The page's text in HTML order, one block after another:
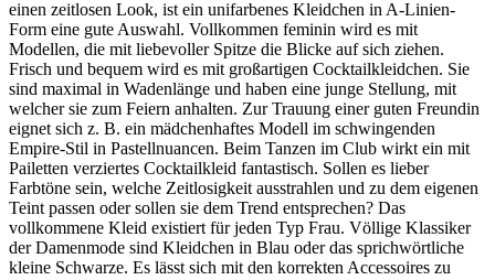
einen zeitlosen Look, ist ein unifarbenes Kleidchen in A-Linien-
Form eine gute Auswahl. Vollkommen feminin wird es mit
Modellen, die mit liebevoller Spitze die Blicke auf sich ziehen.
Frisch und bequem wird es mit großartigen Cocktailkleidchen. Sie
sind maximal in Wadenlänge und haben eine junge Stellung, mit
welcher sie zum Feiern anhalten. Zur Trauung einer guten Freundin
eignet sich z. B. ein mädchenhaftes Modell im schwingenden
Empire-Stil in Pastellnuancen. Beim Tanzen im Club wirkt ein mit
Pailetten verziertes Cocktailkleid fantastisch. Sollen es lieber
Farbtöne sein, welche Zeitlosigkeit ausstrahlen und zu dem eigenen
Teint passen oder sollen sie dem Trend entsprechen? Das
vollkommene Kleid existiert für jeden Typ Frau. Völlige Klassiker
der Damenmode sind Kleidchen in Blau oder das sprichwörtliche
kleine Schwarze. Es lässt sich mit den korrekten Accessoires zu